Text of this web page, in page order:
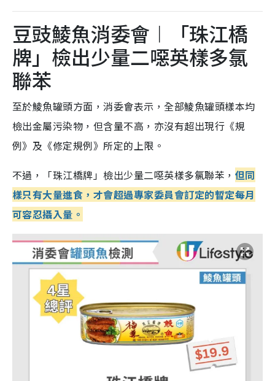
豆豉鯪魚消委會︱「珠江橋
牌」檢出少量二噁英樣多氯
聯苯
至於鯪魚罐頭方面，消委會表示，全部鯪魚罐頭樣本均
檢出金屬污染物，但含量不高，亦沒有超出現行《規
例》及《修定規例》所定的上限。
不過，「珠江橋牌」檢出少量二噁英樣多氯聯苯， 但同
樣只有大量進食，才會超過專家委員會訂定的暫定每月
可容忍攝入量。